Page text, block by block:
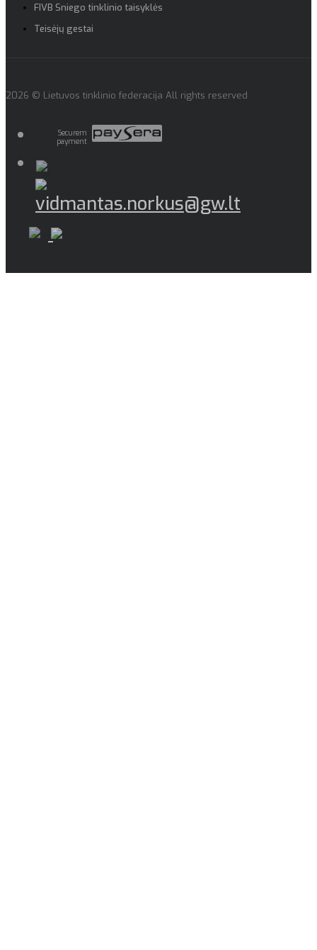
FIVB Sniego tinklinio taisyklės
Teisėjų gestai
2026 © Lietuvos tinklinio federacija All rights reserved
Securem
payment